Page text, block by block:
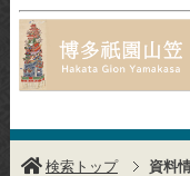
検索トップ 資料